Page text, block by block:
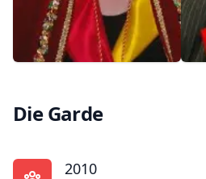
Die Garde
2010